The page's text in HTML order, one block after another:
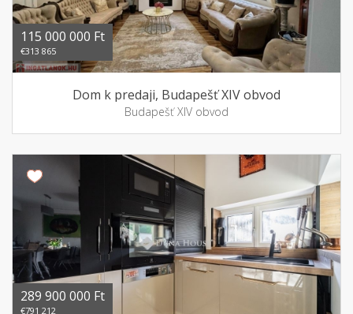
115 000 000 Ft
€313 865
Dom k predaji, Budapešť XIV obvod
Budapešť XIV obvod
289 900 000 Ft
€791 212